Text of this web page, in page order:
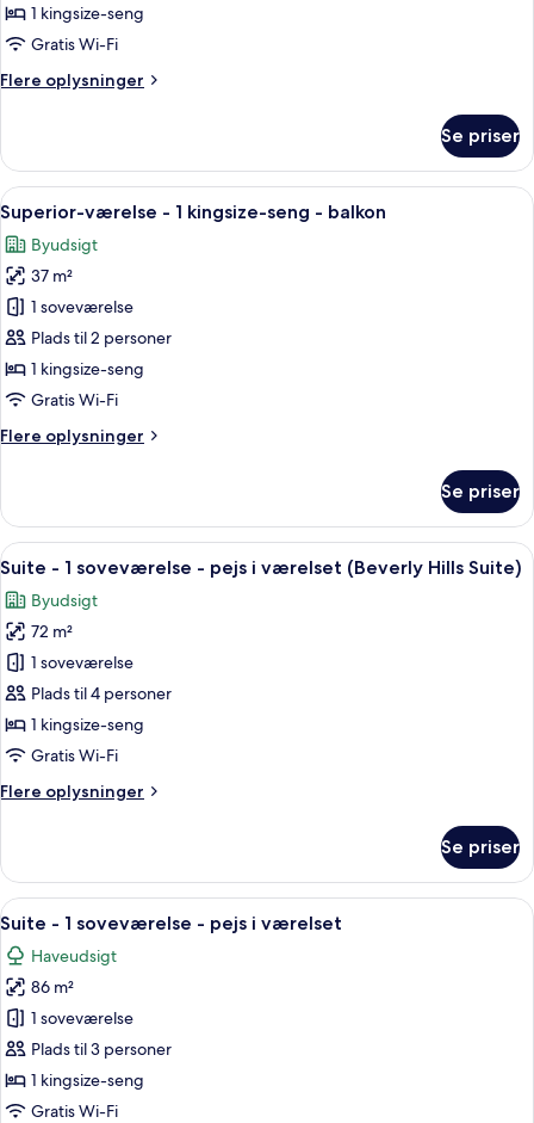
1 kingsize-seng
Gratis Wi-Fi
Flere oplysninger
Flere
værelse
Se priser
Indlæs
alle
billeder
af
Superior-
værelse
-
1
seng
Et hotelværelse med en stor seng,
6
Superior-værelse - 1 kingsize-seng - balkon
Byudsigt
37 m²
1 soveværelse
Plads til 2 personer
1 kingsize-seng
Gratis Wi-Fi
Flere oplysninger
Flere
værelse
1
seng
balkon
Se priser
Indlæs
alle
billeder
af
Suite
-
1
soveværelse
pejs
(Beverly
Hills
Suite)
En moderne stue med en buet sofa,
6
Suite - 1 soveværelse - pejs i værelset (Beverly Hills Suite)
Byudsigt
72 m²
1 soveværelse
Plads til 4 personer
1 kingsize-seng
Gratis Wi-Fi
Flere oplysninger
Flere
-
soveværelse
pejs
værelset
(Beverly
Hills
Suite)
Se priser
Indlæs
alle
billeder
af
Suite
-
1
soveværelse
En stue med sofa, lænestole,
7
Suite - 1 soveværelse - pejs i værelset
Haveudsigt
86 m²
1 soveværelse
Plads til 3 personer
1 kingsize-seng
Gratis Wi-Fi